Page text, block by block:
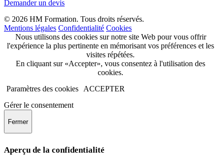
Demander un devis
© 2026 HM Formation. Tous droits réservés.
Mentions légales Confidentialité Cookies
Nous utilisons des cookies sur notre site Web pour vous offrir
l'expérience la plus pertinente en mémorisant vos préférences et les
visites répétées.
En cliquant sur «Accepter», vous consentez à l'utilisation des
cookies.
Paramètres des cookies
ACCEPTER
Gérer le consentement
Fermer
Aperçu de la confidentialité